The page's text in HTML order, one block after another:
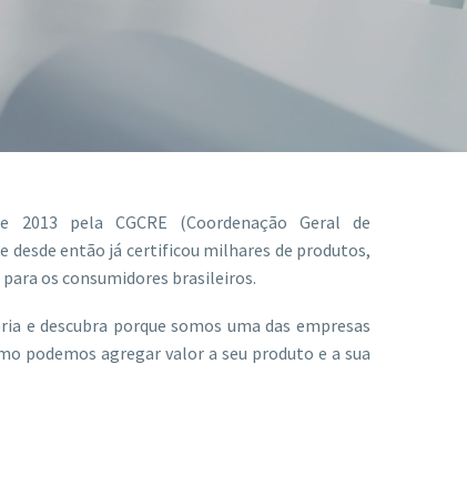
2013 pela CGCRE (Coordenação Geral de
desde então já certificou milhares de produtos,
os consumidores brasileiros.
e descubra porque somos uma das empresas
podemos agregar valor a seu produto e a sua